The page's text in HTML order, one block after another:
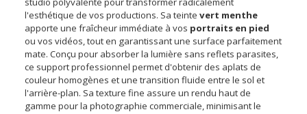
l'esthétique de vos productions. Sa teintevert menthe
apporte une fraîcheur immédiate à vos portraits en pied
ou vos vidéos, tout en garantissant une surface parfaitement
mate. Conçu pour absorber la lumière sans reflets parasites,
ce support professionnel permet d'obtenir des aplats de
couleur homogènes et une transition fluide entre le sol et
l'arrière-plan. Sa texture fine assure un rendu haut de
gamme pour la photographie commerciale, minimisant le